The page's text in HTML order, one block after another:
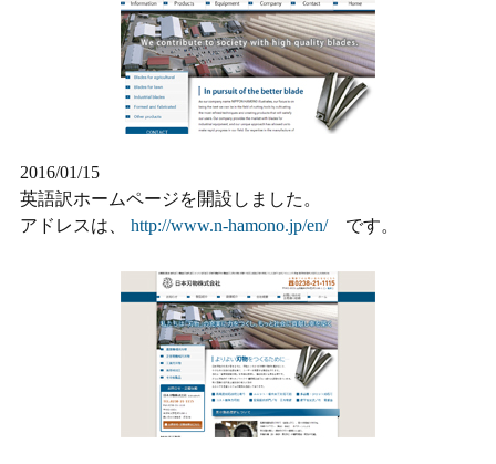
2016/01/15
英語訳ホームページを開設しました。
アドレスは、 http://www.n-hamono.jp/en/です。